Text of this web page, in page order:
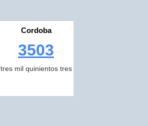
Cordoba
3503
tres mil quinientos tres